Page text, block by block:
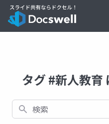
タグ #新人教育
検索